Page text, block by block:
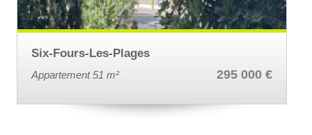
000 €
Toulon
Appartement 43.8 m²